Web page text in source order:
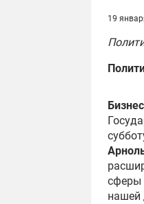
19
сферы
нашей